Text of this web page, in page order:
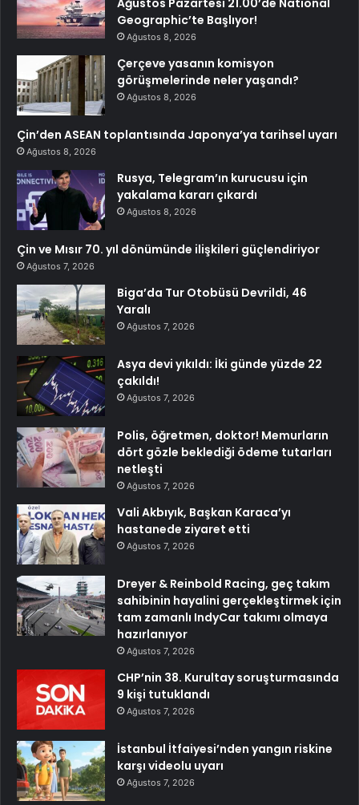
Ağustos Pazartesi 21.00’de National
Geographic’te Başlıyor!
Ağustos 8, 2026
Çerçeve yasanın komisyon
görüşmelerinde neler yaşandı?
Ağustos 8, 2026
Çin’den ASEAN toplantısında Japonya’ya tarihsel uyarı
Ağustos 8, 2026
Rusya, Telegram’ın kurucusu için
yakalama kararı çıkardı
Ağustos 8, 2026
Çin ve Mısır 70. yıl dönümünde ilişkileri güçlendiriyor
Ağustos 7, 2026
Biga’da Tur Otobüsü Devrildi, 46
Yaralı
Ağustos 7, 2026
Asya devi yıkıldı: İki günde yüzde 22
çakıldı!
Ağustos 7, 2026
Polis, öğretmen, doktor! Memurların
dört gözle beklediği ödeme tutarları
netleşti
Ağustos 7, 2026
Vali Akbıyık, Başkan Karaca’yı
hastanede ziyaret etti
Ağustos 7, 2026
Dreyer & Reinbold Racing, geç takım
sahibinin hayalini gerçekleştirmek için
tam zamanlı IndyCar takımı olmaya
hazırlanıyor
Ağustos 7, 2026
CHP’nin 38. Kurultay soruşturmasında
9 kişi tutuklandı
Ağustos 7, 2026
İstanbul İtfaiyesi’nden yangın riskine
karşı videolu uyarı
Ağustos 7, 2026